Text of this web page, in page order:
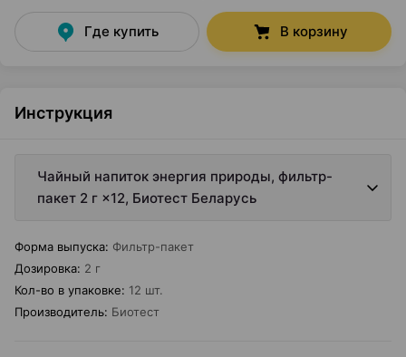
Где купить В корзину
Инструкция
Чайный напиток энергия природы, фильтр-
пакет 2 г ×12, Биотест Беларусь
Форма выпуска: Фильтр-пакет
Дозировка: 2 г
Кол-во в упаковке: 12 шт.
Производитель: Биотест